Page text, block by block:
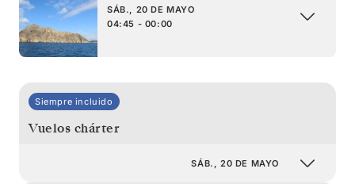
SÁB., 20 DE MAYO
04:45 - 00:00
Siempre incluido
Vuelos chárter
SÁB., 20 DE MAYO